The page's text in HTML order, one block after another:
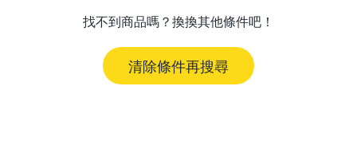
找不到商品嗎？換換其他條件吧！
清除條件再搜尋